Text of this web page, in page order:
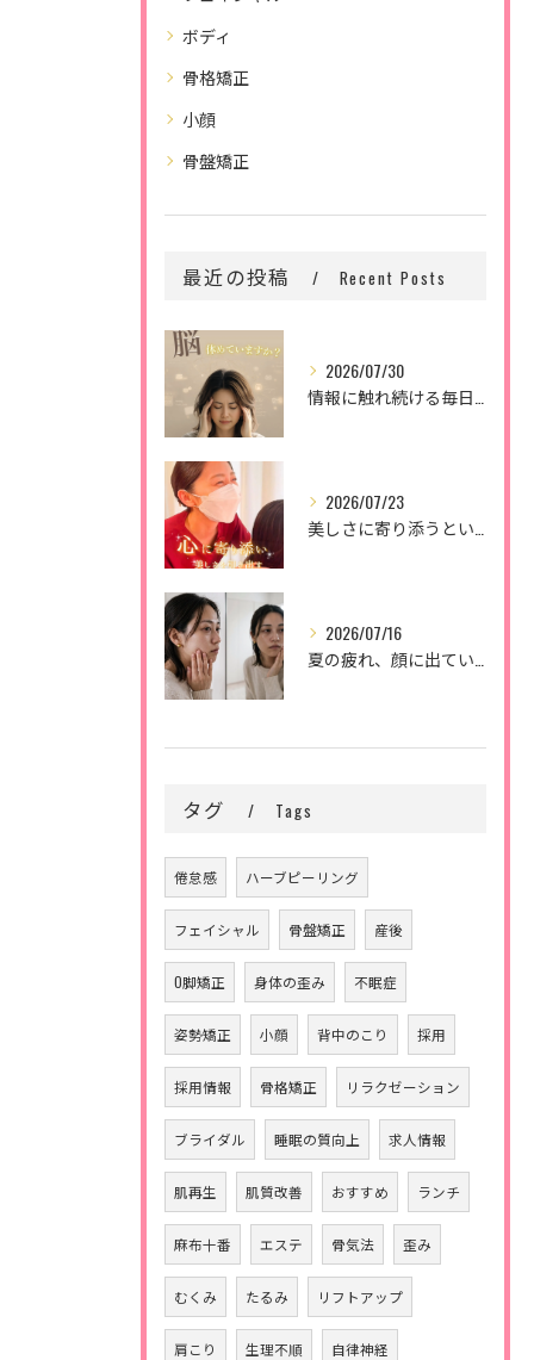
ボディ
骨格矯正
小顔
骨盤矯正
最近の投稿 Recent Posts
2026/07/30
2026/07/23
2026/07/16
タグ Tags
倦怠感 ハーブピーリング
フェイシャル 骨盤矯正 産後
O脚矯正 身体の歪み 不眠症
姿勢矯正 小顔 背中のこり 採用
採用情報 骨格矯正 リラクゼーション
ブライダル 睡眠の質向上 求人情報
肌再生 肌質改善 おすすめ ランチ
麻布十番 エステ 骨気法 歪み
むくみ たるみ リフトアップ
肩こり 生理不順 自律神経